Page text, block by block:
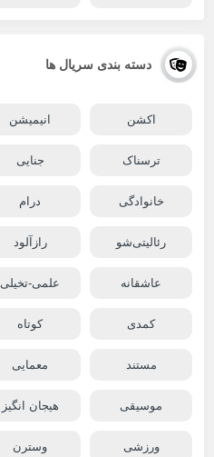
دسته بندی سریال ها
اکشن انیمیشن
ترسناک جنایی
خانوادگی درام
رئالیتی‌شو رازآلود
عاشقانه علمی-تخیلی
کمدی کوتاه
مستند معمایی
موسیقی هیجان انگیز
ورزشی وسترن